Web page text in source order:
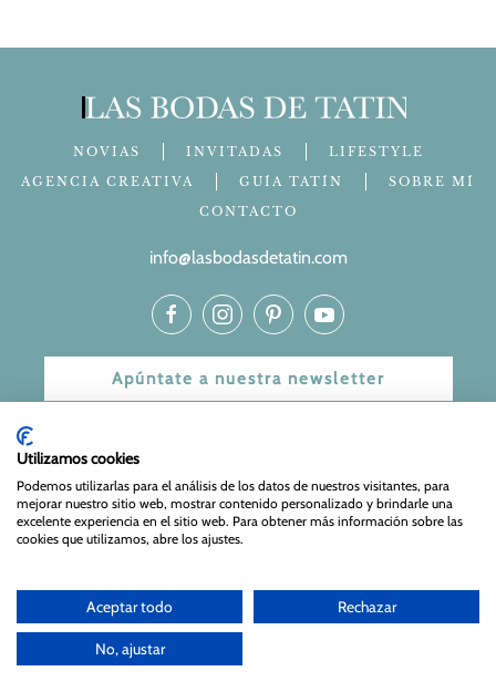
NOVIAS INVITADAS
LIFESTYLE
AGENCIA CREATIVA
GUÍA TATÍN
SOBRE MÍ
CONTACTO
info@lasbodasdetatin.com
Apúntate a nuestra newsletter
Aviso Legal|Política de Privacidad y Cookies| Web Diseñada
y mantenida porEspecialistas Web
Utilizamos cookies
Podemos utilizarlas para el análisis de los datos de nuestros visitantes, para
mejorar nuestro sitio web, mostrar contenido personalizado y brindarle una
excelente experiencia en el sitio web. Para obtener más información sobre las
cookies que utilizamos, abre los ajustes.
Aceptar todo Rechazar
No, ajustar